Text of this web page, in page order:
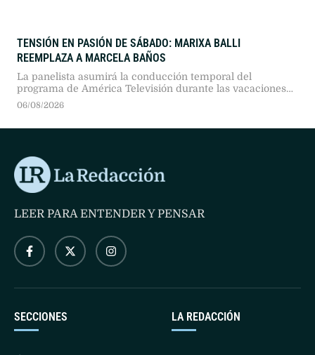
TENSIÓN EN PASIÓN DE SÁBADO: MARIXA BALLI
REEMPLAZA A MARCELA BAÑOS
La panelista asumirá la conducción temporal del
programa de América Televisión durante las vacaciones
de la conductora titular, tras un acuerdo entre señales y
06/08/2026
LA REDACCIÓN
SECCIONES
LEER PARA ENTENDER Y PENSAR